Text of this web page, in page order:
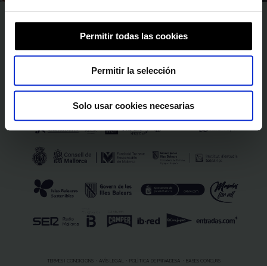
Permitir todas las cookies
Permitir la selección
Solo usar cookies necesarias
SEGUEIX-NOS A
SPONSORS I PATROCINADORS
TERMES I CONDICIONS AVÍS LEGAL POLÍTICA DE PRIVADESA BASES CONCURS